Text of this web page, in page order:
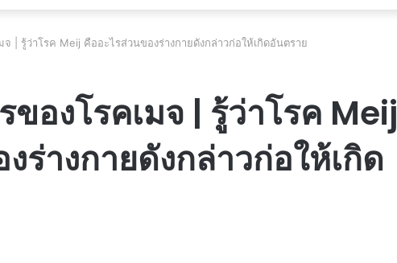
จ | รู้ว่าโรค Meij คืออะไรส่วนของร่างกายดังกล่าวก่อให้เกิดอันตราย
ของโรคเมจ | รู้ว่าโรค Meij
ร่างกายดังกล่าวก่อให้เกิด